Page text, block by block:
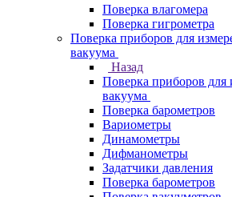
Поверка влагомера
Поверка гигрометра
Поверка приборов для
вакуума
Назад
Поверка приборов для
вакуума
Поверка барометров
Вариометры
Динамометры
Дифманометры
Задатчики давления
Поверка барометров